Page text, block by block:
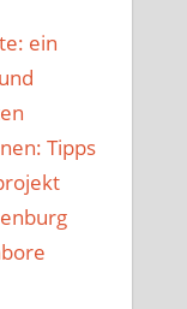
ein
Tipps